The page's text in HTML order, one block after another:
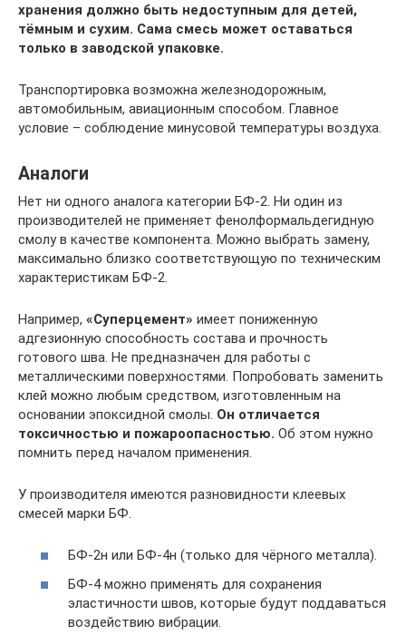
хранения должно быть недоступным для детей,
тёмным и сухим. Сама смесь может оставаться
только в заводской упаковке.
Транспортировка возможна железнодорожным,
автомобильным, авиационным способом. Главное
условие – соблюдение минусовой температуры воздуха.
Аналоги
Нет ни одного аналога категории БФ-2. Ни один из
производителей не применяет фенолформальдегидную
смолу в качестве компонента. Можно выбрать замену,
максимально близко соответствующую по техническим
характеристикам БФ-2.
Например, «Суперцемент» имеет пониженную
адгезионную способность состава и прочность
готового шва. Не предназначен для работы с
металлическими поверхностями. Попробовать заменить
клей можно любым средством, изготовленным на
основании эпоксидной смолы. Он отличается
токсичностью и пожароопасностью. Об этом нужно
помнить перед началом применения.
У производителя имеются разновидности клеевых
смесей марки БФ.
БФ-2н или БФ-4н (только для чёрного металла).
БФ-4 можно применять для сохранения
эластичности швов, которые будут поддаваться
воздействию вибрации.